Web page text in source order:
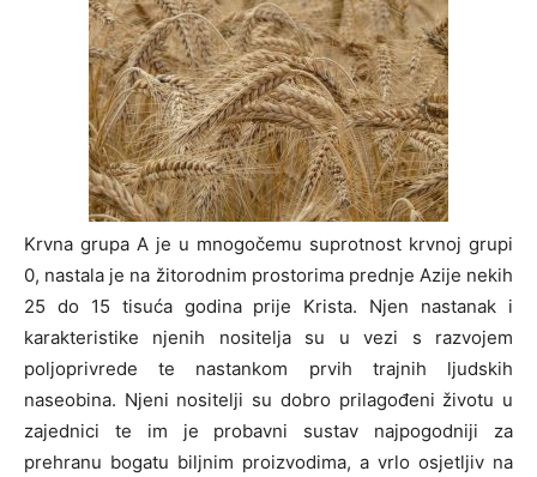
Krvna grupa A je u mnogočemu suprotnost krvnoj grupi
0, nastala je na žitorodnim prostorima prednje Azije nekih
25 do 15 tisuća godina prije Krista. Njen nastanak i
karakteristike njenih nositelja su u vezi s razvojem
poljoprivrede te nastankom prvih trajnih ljudskih
naseobina. Njeni nositelji su dobro prilagođeni životu u
zajednici te im je probavni sustav najpogodniji za
prehranu bogatu biljnim proizvodima, a vrlo osjetljiv na